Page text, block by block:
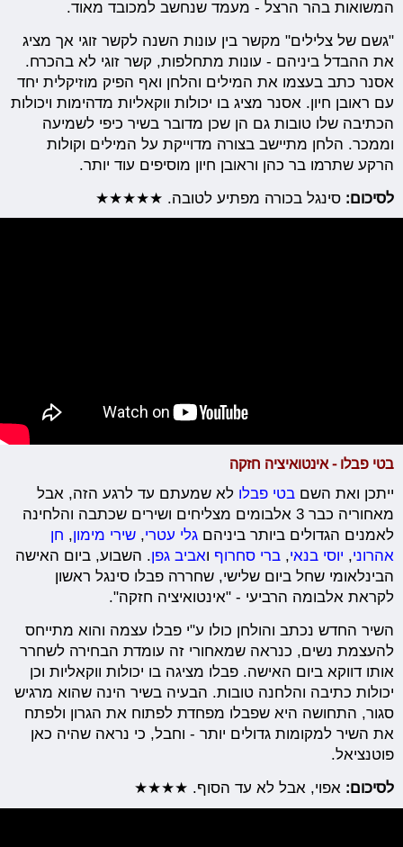
המשואות בהר הרצל - מעמד שנחשב למכובד מאוד.
"גשם של צלילים" מקשר בין עונות השנה לקשר זוגי אך מציג
את ההבדל ביניהם - עונות מתחלפות, קשר זוגי לא בהכרח.
אסנר כתב בעצמו את המילים והלחן ואף הפיק מוזיקלית יחד
עם ראובן חיון. אסנר מציג בו יכולות ווקאליות מדהימות ויכולות
הכתיבה שלו טובות גם הן שכן מדובר בשיר כיפי לשמיעה
וממכר. הלחן מתיישב בצורה מדוייקת על המילים וקולות
הרקע שתרמו בר כהן וראובן חיון מוסיפים עוד יותר.
לסיכום: סינגל בכורה מפתיע לטובה. ★★★★★
בטי פבלו - אינטואיציה חזקה
ייתכן ואת השםבטי פבלו לא שמעתם עד לרגע הזה, אבל
מאחוריה כבר 3 אלבומים מצליחים ושירים שכתבה והלחינה
לאמנים הגדולים ביותר ביניהםגלי עטרי,שירי מימון, חן
אהרוני, יוסי בנאי,ברי סחרוף ואביב גפן. השבוע, ביום האישה
הבינלאומי שחל ביום שלישי, שחררה פבלו סינגל ראשון
לקראת אלבומה הרביעי - "אינטואיציה חזקה".
השיר החדש נכתב והולחן כולו ע"י פבלו עצמה והוא מתייחס
להעצמת נשים, כנראה שמאחורי זה עומדת הבחירה לשחרר
אותו דווקא ביום האישה. פבלו מציגה בו יכולות ווקאליות וכן
יכולות כתיבה והלחנה טובות. הבעיה בשיר הינה שהוא מרגיש
סגור, התחושה היא שפבלו מפחדת לפתוח את הגרון ולפתח
את השיר למקומות גדולים יותר - וחבל, כי נראה שהיה כאן
פוטנציאל.
לסיכום: אפוי, אבל לא עד הסוף. ★★★★